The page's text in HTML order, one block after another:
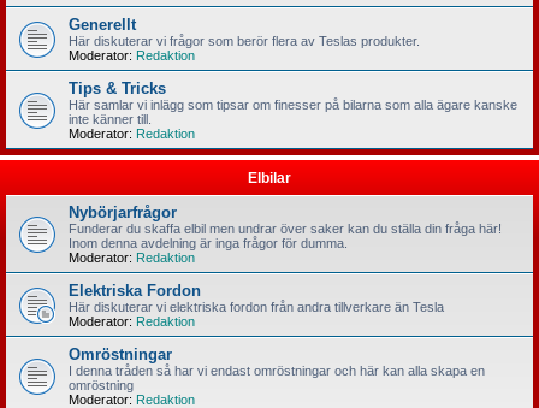
Generellt
Här diskuterar vi frågor som berör flera av Teslas produkter.
Moderator: Redaktion
Tips & Tricks
Här samlar vi inlägg som tipsar om finesser på bilarna som alla ägare kanske
inte känner till.
Moderator: Redaktion
Elbilar
Nybörjarfrågor
Funderar du skaffa elbil men undrar över saker kan du ställa din fråga här!
Inom denna avdelning är inga frågor för dumma.
Moderator: Redaktion
Elektriska Fordon
Här diskuterar vi elektriska fordon från andra tillverkare än Tesla
Moderator: Redaktion
Omröstningar
I denna tråden så har vi endast omröstningar och här kan alla skapa en
omröstning
Moderator: Redaktion